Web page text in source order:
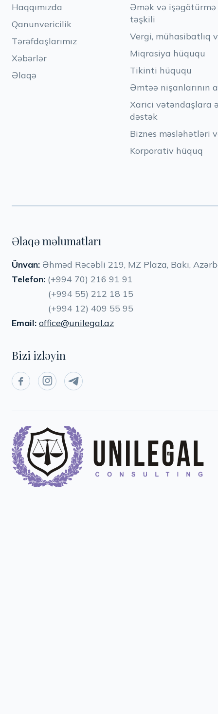
Haqqımızda
Qanunvericilik
Tərəfdaşlarımız
Xəbərlər
Əlaqə
Əmək və
təşkili
Vergi, mühasibatlıq
Miqrasiya hüququ
Tikinti hüququ
Əmtəə nişanlarının
Xarici vətəndaşlara
dəstək
Biznes məsləhətləri
Korporativ hüquq
Əlaqə məlumatları
Ünvan: Əhməd Rəcəbli 219, MZ Plaza, Bakı,
Telefon: (+994 70) 216 91 91
(+994 55) 212 18 15
(+994 12) 409 55 95
Email: office@unilegal.az
Bizi izləyin
  